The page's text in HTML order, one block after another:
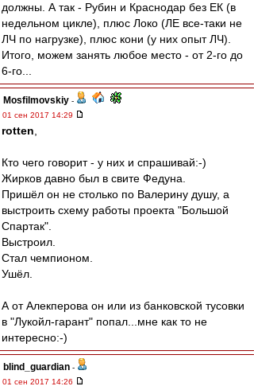
должны. А так - Рубин и Краснодар без ЕК (в
недельном цикле), плюс Локо (ЛЕ все-таки не
ЛЧ по нагрузке), плюс кони (у них опыт ЛЧ).
Итого, можем занять любое место - от 2-го до
6-го...
Mosfilmovskiy -
01 сен 2017 14:29
rotten
Кто чего говорит - у них и спрашивай:-)
Жирков давно был в свите Федуна.
Пришёл он не столько по Валерину душу, а
выстроить схему работы проекта "Большой
Спартак".
Выстроил.
Стал чемпионом.
Ушёл.
А от Алекперова он или из банковской тусовки
в "Лукойл-гарант" попал...мне как то не
интересно:-)
blind_guardian -
01 сен 2017 14:26